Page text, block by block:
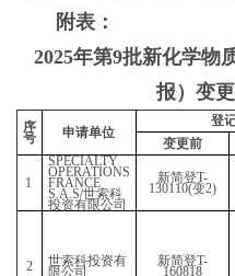
附表：
2025年第9批新化学物
报）变